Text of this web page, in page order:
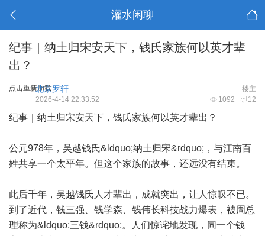
灌水闲聊
纪事｜纳土归宋安天下，钱氏家族何以英才辈
出？
点击重新加载 楼主
北京罗轩
1092 12
2026-4-14 22:33:52
纪事｜纳土归宋安天下，钱氏家族何以英才辈出？
公元978年，吴越钱氏&ldquo;纳土归宋&rdquo;，与江南百
姓共享一个太平年。但这个家族的故事，还远没有结束。
此后千年，吴越钱氏人才辈出，成就突出，让人惊叹不已。
到了近代，钱三强、钱学森、钱伟长科技战力爆表，被周总
理称为&ldquo;三钱&rdquo;。人们惊诧地发现，同一个钱